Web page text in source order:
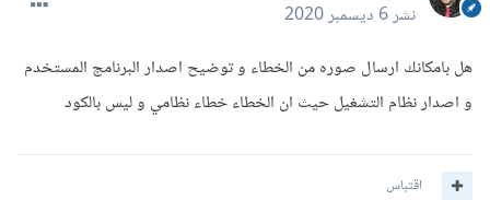
نشر6 ديسمبر 2020
هل بامكانك ارسال صوره من الخطاء و توضيح اصدار البرنامج المستخدم
و اصدار نظام التشغيل حيث ان الخطاء خطاء نظامي و ليس بالكود
اقتباس